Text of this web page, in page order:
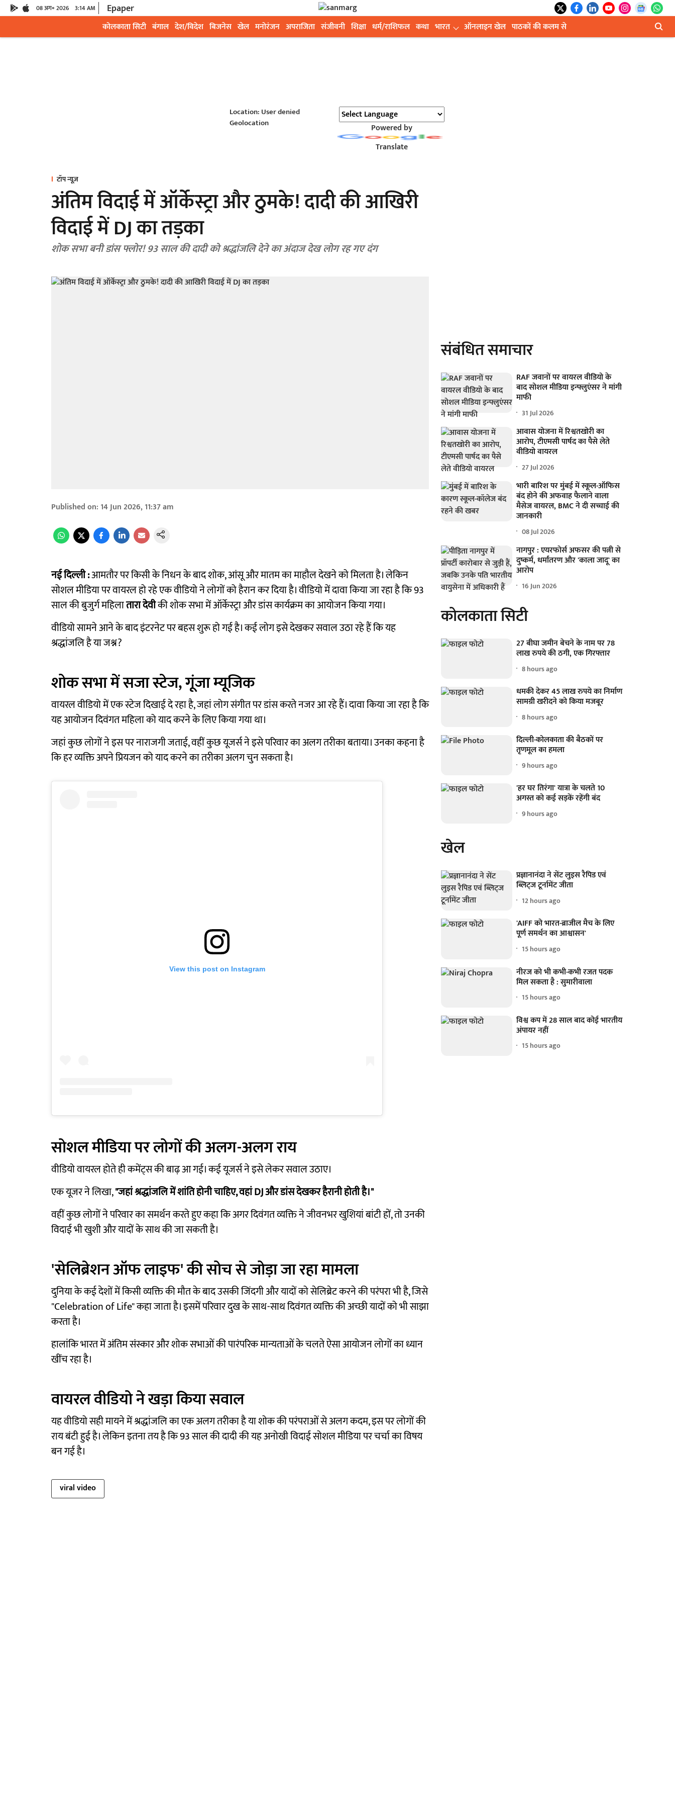
08 अग॰ 2026 3:14 AM Epaper
कोलकाता सिटी बंगाल देश/विदेश बिजनेस खेल मनोरंजन अपराजिता संजीवनी शिक्षा धर्म/राशिफल कथा भारत ऑनलाइन खेल पाठकों की कलम से
Location: User denied
Geolocation
Powered by
Translate
टॉप न्यूज़
अंतिम विदाई में ऑर्केस्ट्रा और ठुमके! दादी की आखिरी
विदाई में DJ का तड़का
शोक सभा बनी डांस फ्लोर! 93 साल की दादी को श्रद्धांजलि देने का अंदाज देख लोग रह गए दंग
Published on: 14 Jun 2026, 11:37 am
नई दिल्ली :आमतौर पर किसी के निधन के बाद शोक, आंसू और मातम का माहौल देखने को मिलता है। लेकिन
सोशल मीडिया पर वायरल हो रहे एक वीडियो ने लोगों को हैरान कर दिया है। वीडियो में दावा किया जा रहा है कि 93
साल की बुजुर्ग महिलातारा देवीकी शोक सभा में ऑर्केस्ट्रा और डांस कार्यक्रम का आयोजन किया गया।
वीडियो सामने आने के बाद इंटरनेट पर बहस शुरू हो गई है। कई लोग इसे देखकर सवाल उठा रहे हैं कि यह
श्रद्धांजलि है या जश्न?
शोक सभा में सजा स्टेज, गूंजा म्यूजिक
वायरल वीडियो में एक स्टेज दिखाई दे रहा है, जहां लोग संगीत पर डांस करते नजर आ रहे हैं। दावा किया जा रहा है कि
यह आयोजन दिवंगत महिला को याद करने के लिए किया गया था।
जहां कुछ लोगों ने इस पर नाराजगी जताई, वहीं कुछ यूजर्स ने इसे परिवार का अलग तरीका बताया। उनका कहना है
कि हर व्यक्ति अपने प्रियजन को याद करने का तरीका अलग चुन सकता है।
View this post on Instagram
सोशल मीडिया पर लोगों की अलग-अलग राय
वीडियो वायरल होते ही कमेंट्स की बाढ़ आ गई। कई यूजर्स ने इसे लेकर सवाल उठाए।
एक यूजर ने लिखा,"जहां श्रद्धांजलि में शांति होनी चाहिए, वहां DJ और डांस देखकर हैरानी होती है।"
वहीं कुछ लोगों ने परिवार का समर्थन करते हुए कहा कि अगर दिवंगत व्यक्ति ने जीवनभर खुशियां बांटी हों, तो उनकी
विदाई भी खुशी और यादों के साथ की जा सकती है।
'सेलिब्रेशन ऑफ लाइफ' की सोच से जोड़ा जा रहा मामला
दुनिया के कई देशों में किसी व्यक्ति की मौत के बाद उसकी जिंदगी और यादों को सेलिब्रेट करने की परंपरा भी है, जिसे
"Celebration of Life" कहा जाता है। इसमें परिवार दुख के साथ-साथ दिवंगत व्यक्ति की अच्छी यादों को भी साझा
करता है।
हालांकि भारत में अंतिम संस्कार और शोक सभाओं की पारंपरिक मान्यताओं के चलते ऐसा आयोजन लोगों का ध्यान
खींच रहा है।
वायरल वीडियो ने खड़ा किया सवाल
यह वीडियो सही मायने में श्रद्धांजलि का एक अलग तरीका है या शोक की परंपराओं से अलग कदम, इस पर लोगों की
राय बंटी हुई है। लेकिन इतना तय है कि 93 साल की दादी की यह अनोखी विदाई सोशल मीडिया पर चर्चा का विषय
बन गई है।
viral video
संबंधित समाचार
RAF जवानों पर वायरल वीडियो के
बाद सोशल मीडिया इन्फ्लुएंसर ने मांगी
माफी
31 Jul 2026
आवास योजना में रिश्वतखोरी का
आरोप, टीएमसी पार्षद का पैसे लेते
वीडियो वायरल
27 Jul 2026
भारी बारिश पर मुंबई में स्कूल-ऑफिस
बंद होने की अफवाह फैलाने वाला
मैसेज वायरल, BMC ने दी सच्चाई की
जानकारी
08 Jul 2026
नागपुर : एयरफोर्स अफसर की पत्नी से
दुष्कर्म, धर्मांतरण और 'काला जादू' का
आरोप
16 Jun 2026
कोलकाता सिटी
27 बीघा जमीन बेचने के नाम पर 78
लाख रुपये की ठगी, एक गिरफ्तार
8 hours ago
धमकी देकर 45 लाख रुपये का निर्माण
सामग्री खरीदने को किया मजबूर
8 hours ago
दिल्ली-कोलकाता की बैठकों पर
तृणमूल का हमला
9 hours ago
'हर घर तिरंगा' यात्रा के चलते 10
अगस्त को कई सड़कें रहेंगी बंद
9 hours ago
खेल
प्रज्ञानानंदा ने सेंट लुइस रैपिड एवं
ब्लिट्ज टूर्नामेंट जीता
12 hours ago
'AIFF को भारत-ब्राजील मैच के लिए
पूर्ण समर्थन का आश्वासन'
15 hours ago
नीरज को भी कभी-कभी रजत पदक
मिल सकता है : सुमारीवाला
15 hours ago
विश्व कप में 28 साल बाद कोई भारतीय
अंपायर नहीं
15 hours ago